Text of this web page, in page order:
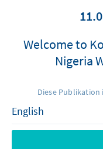
Welcome to
Nigeria
Diese